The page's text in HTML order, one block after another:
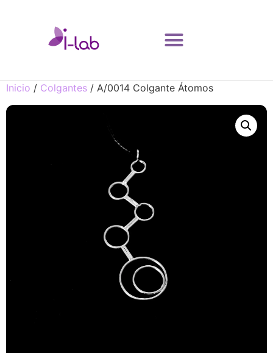
Inicio / Colgantes / A/0014 Colgante Átomos